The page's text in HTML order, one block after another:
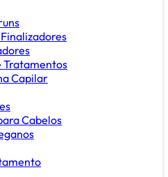
Tratamentos
Capilar
Cabelos